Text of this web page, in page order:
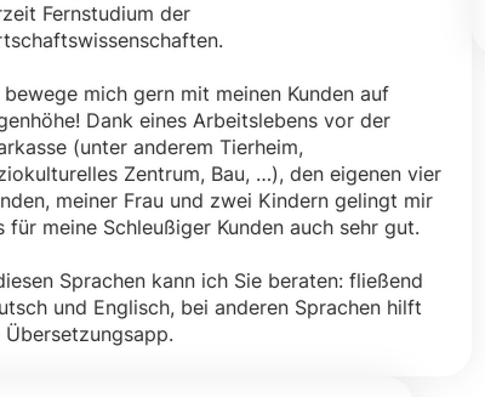
Fernstudium der
bewege mich gern mit meinen Kunden auf
Dank eines Arbeitslebens vor der
(unter anderem Tierheim,
Zentrum, Bau, …), den eigenen vier
meiner Frau und zwei Kindern gelingt mir
für meine Schleußiger Kunden auch sehr gut.
Sprachen kann ich Sie beraten: fließend
und Englisch, bei anderen Sprachen hilft
Übersetzungsapp.